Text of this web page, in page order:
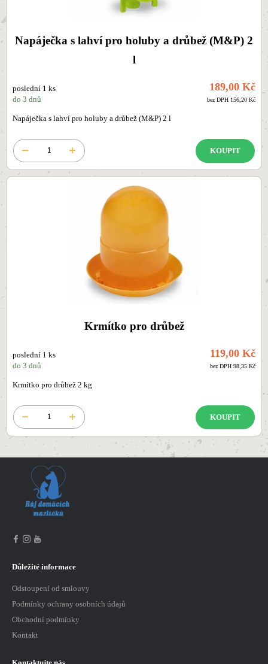
Napáječka s lahví pro holuby a drůbež (M&P) 2
l
poslední 1 ks
do 3 dnů
189,00 Kč
bez DPH 156,20 Kč
Napáječka s lahví pro holuby a drůbež (M&P) 2 l
KOUPIT
Krmítko pro drůbež
poslední 1 ks
do 3 dnů
119,00 Kč
bez DPH 98,35 Kč
Krmítko pro drůbež 2 kg
KOUPIT
Důležité informace
Odstoupení od smlouvy
Podmínky ochrany osobních údajů
Obchodní podmínky
Kontakt